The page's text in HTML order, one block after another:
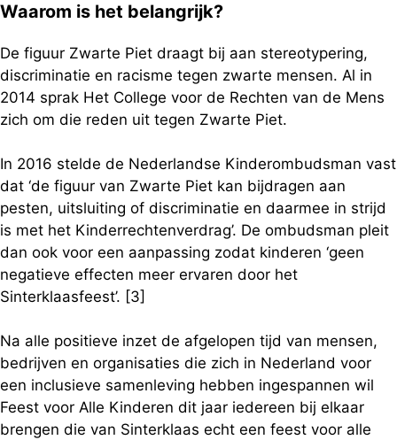
Waarom is het belangrijk?
De figuur Zwarte Piet draagt bij aan stereotypering,
discriminatie en racisme tegen zwarte mensen. Al in
2014 sprak Het College voor de Rechten van de Mens
zich om die reden uit tegen Zwarte Piet.
In 2016 stelde de Nederlandse Kinderombudsman vast
dat ‘de figuur van Zwarte Piet kan bijdragen aan
pesten, uitsluiting of discriminatie en daarmee in strijd
is met het Kinderrechtenverdrag’. De ombudsman pleit
dan ook voor een aanpassing zodat kinderen ‘geen
negatieve effecten meer ervaren door het
Sinterklaasfeest’. [3]
Na alle positieve inzet de afgelopen tijd van mensen,
bedrijven en organisaties die zich in Nederland voor
een inclusieve samenleving hebben ingespannen wil
Feest voor Alle Kinderen dit jaar iedereen bij elkaar
brengen die van Sinterklaas echt een feest voor alle